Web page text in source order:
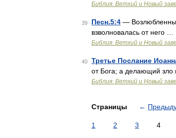
Библия. Ветхий и Новый
39 Песн.5:4 —
взволновалась от него …
Библия. Ветхий и Новый
40 Третье Послание
от Бога; а делающий зло
Библия. Ветхий и Новый
Страницы ←
1 2 3 4